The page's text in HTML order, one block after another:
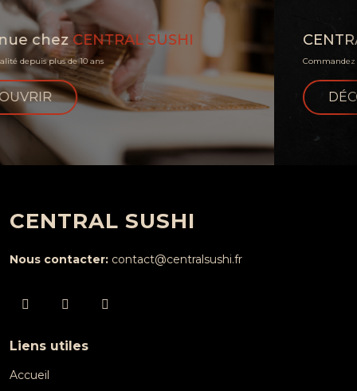
CENTRAL SUSHI BENTO
Commandez dès maintenant
DÉCOUVRIR
CENTRAL SUSHI
Nous contacter: contact@centralsushi.fr
Liens utiles
Accueil